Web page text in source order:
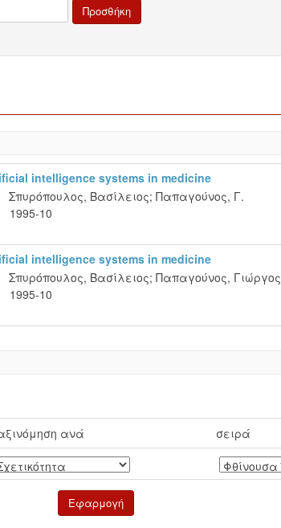
intelligence systems in medicine
Σπυρόπουλος, Βασίλειος; Παπαγούνος, Γ.
1995-10
intelligence systems in medicine
Σπυρόπουλος, Βασίλειος; Παπαγούνος, Γιώργος
1995-10
ανά σειρά